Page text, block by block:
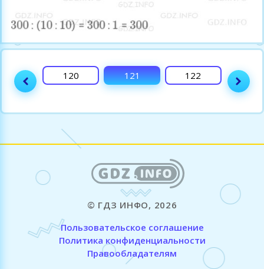
119 120 121 122 123
© ГДЗ ИНФО, 2026
Пользовательское соглашение
Политика конфиденциальности
Правообладателям